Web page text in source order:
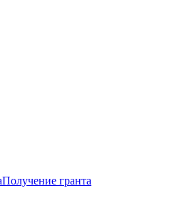
Получение гранта